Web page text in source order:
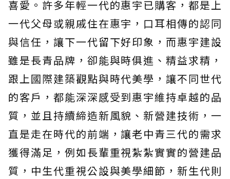
喜愛。許多年輕一代的惠宇已購客，都是上
一代父母或親戚住在惠宇，口耳相傳的認同
與信任，讓下一代留下好印象，而惠宇建設
雖是長青品牌，卻能與時俱進、精益求精，
跟上國際建築觀點與時代美學，讓不同世代
的客戶，都能深深感受到惠宇維持卓越的品
質，並且持續締造新風貌、新營建技術，一
直是走在時代的前端，讓老中青三代的需求
獲得滿足，例如長輩重視紮紮實實的營建品
質，中生代重視公設與美學細節，新生代則